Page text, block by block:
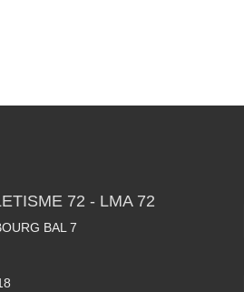
72 - LMA 72
BAL 7